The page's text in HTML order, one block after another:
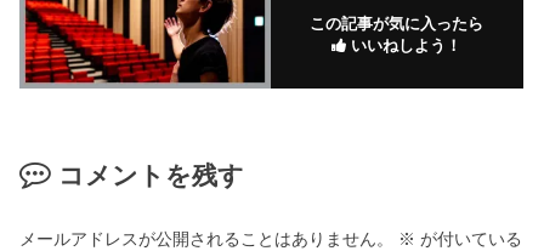
この記事が気に入ったら
いいねしよう！
コメントを残す
メールアドレスが公開されることはありません。 ※ が付いている